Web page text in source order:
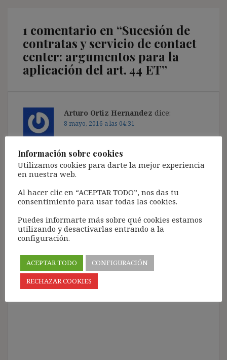
1 comentario en “Sucesión de
contratas y servicio de contact
center: argumentos para la
aplicación del art. 44 ET”
Arturo Ortiz Hernandez dice:
8 mayo, 2016 a las 04:31
Gracias voy a volver a plantear este supuesto en
un recurso de casación.
No se sí tienes algún material nuevo
Deja una respuesta
Tu dirección de correo electrónico no será publicada.
campos obligatorios están marcados con*
Comentario*
Información sobre cookies
Utilizamos cookies para darte la mejor experiencia
en nuestra web.
Al hacer clic en “ACEPTAR TODO”, nos das tu
consentimiento para usar todas las cookies.
Puedes informarte más sobre qué cookies estamos
utilizando y desactivarlas entrando a la
configuración.
ACEPTAR TODO
CONFIGURACIÓN
RECHAZAR COOKIES